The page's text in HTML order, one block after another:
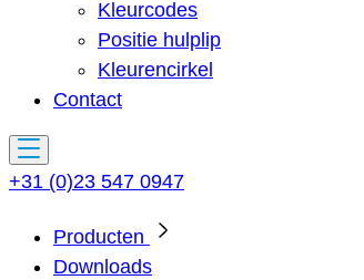
Kleurcodes
Positie hulplip
Kleurencirkel
Contact
+31 (0)23 547 0947
Producten
Downloads